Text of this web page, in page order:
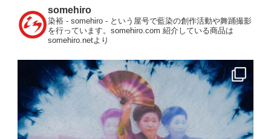
somehiro
染裕 - somehiro - という屋号で藍染の創作活動や舞踊撮影
を行っています。somehiro.com 紹介している商品は
somehiro.netより